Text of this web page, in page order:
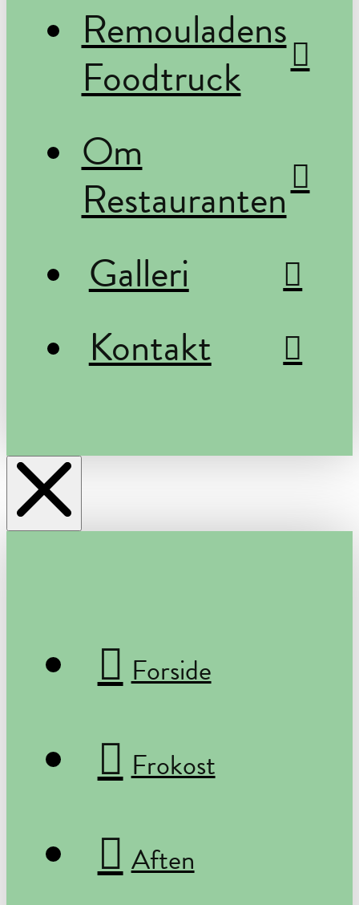
Remouladens
Foodtruck
Om
Restauranten
Galleri
Kontakt
Forside
Frokost
Aften